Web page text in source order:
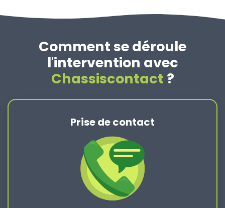
Comment se déroule
l'intervention avec
Chassiscontact ?
Prise de contact